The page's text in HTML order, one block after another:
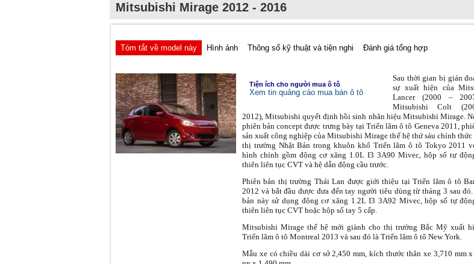
Mitsubishi Mirage 2012 - 2016
Tóm tắt về model này Hình ảnh Thông số kỹ thuật và tiện nghi Đánh giá tổng hợp
Tiện ích cho người mua ô tô
Xem tin quảng cáo mua bán ô tô
Sau thời gian bị gián
sự xuất hiện của
Lancer (2000 –
Mitsubishi Colt
2012), Mitsubishi quyết định hồi sinh nhãn hiệu Mitsubishi Mirage.
phiên bản concept được trưng bày tại Triển lãm ô tô Geneva 2011,
sản xuất công nghiệp của Mitsubishi Mirage thế hệ thứ sáu chính thức
thị trường Nhật Bản trong khuôn khổ Triển lãm ô tô Tokyo 2011
hình chính gồm động cơ xăng 1.0L I3 3A90 Mivec, hộp số tự
thiên liên tục CVT và hệ dẫn động cầu trước.
Phiên bản thị trường Thái Lan được giới thiệu tại Triển lãm ô tô
2012 và bắt đầu được đưa đến tay người tiêu dùng từ tháng 3 sau
bản này sử dụng động cơ xăng 1.2L I3 3A92 Mivec, hộp số tự
thiên liên tục CVT hoặc hộp số tay 5 cấp.
Mitsubishi Mirage thế hệ mới giành cho thị trường Bắc Mỹ xuất
Triển lãm ô tô Montreal 2013 và sau đó là Triển lãm ô tô New York.
Mẫu xe có chiều dài cơ sở 2,450 mm, kích thước thân xe 3,710 mm x